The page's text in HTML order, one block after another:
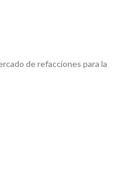
de refacciones para la